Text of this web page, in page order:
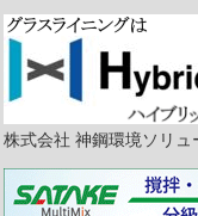
株式会社 神鋼環境ソリュ